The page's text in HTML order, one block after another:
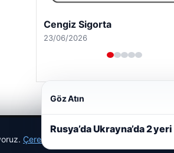
Hastaş Beton
26/05/2026
Çerez Politikamız
Göz Atın
Rusya’da Ukrayna’da 2